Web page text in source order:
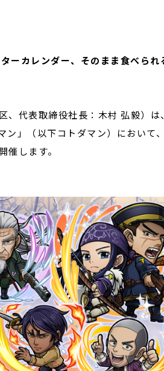
ーカレンダー、そのまま食べら
代表取締役社長：木村 弘毅）は
ン」（以下コトダマン）において
催します。